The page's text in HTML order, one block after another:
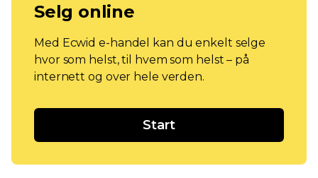
Selg online
Med Ecwid e-handel kan du enkelt selge
hvor som helst, til hvem som helst – på
internett og over hele verden.
Start